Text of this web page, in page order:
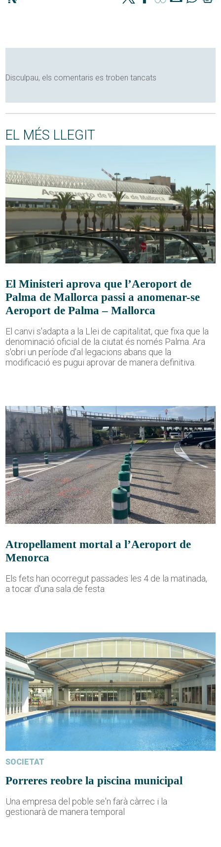
Disculpau, els comentaris es troben tancats
EL MÉS LLEGIT
El Ministeri aprova que l’Aeroport de
Palma de Mallorca passi a anomenar-se
Aeroport de Palma – Mallorca
El canvi s'adapta a la Llei de capitalitat, que fixa que la
denominació oficial de la ciutat és només Palma. Ara
s'obri un període d'al·legacions abans que la
modificació es pugui aprovar de manera definitiva.
Atropellament mortal a l’Aeroport de
Menorca
Els fets han ocorregut passades les 4 de la matinada,
a tocar d'una sala de festa
SOCIETAT
Porreres reobre la piscina municipal
Una empresa del poble se'n farà càrrec i la
gestionarà de manera temporal